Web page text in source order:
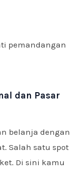
pemandangan
dan Pasar
belanja dengan
Salah satu spot
Di sini kamu